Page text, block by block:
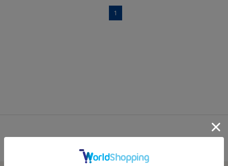
1
FEATURES